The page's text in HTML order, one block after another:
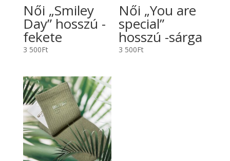
Női „Smiley
Day” hosszú -
fekete
3 500Ft
Női „You are
special”
hosszú -sárga
3 500Ft